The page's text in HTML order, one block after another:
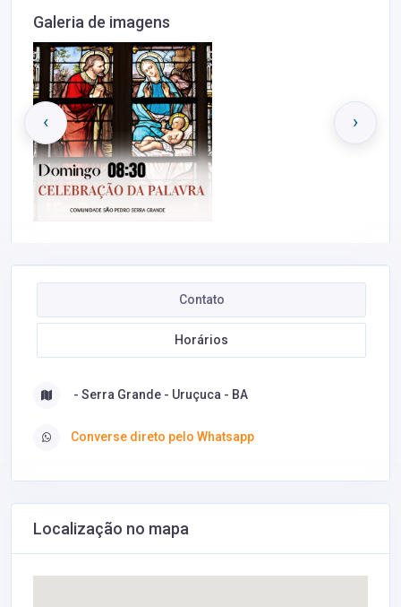
Galeria de imagens
‹ ›
Contato
Horários
- Serra Grande - Uruçuca - BA
Converse direto pelo Whatsapp
Localização no mapa